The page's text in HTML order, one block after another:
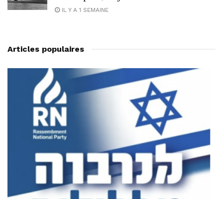
IL Y A 1 SEMAINE
Articles populaires